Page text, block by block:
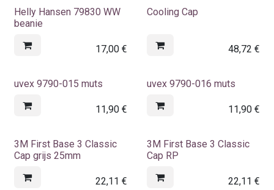
Helly Hansen 79830 WW
beanie
17,00€
Cooling Cap
48,72 €
uvex 9790-015 muts
11,90€
uvex 9790-016 muts
11,90€
3M First Base 3 Classic
Cap grijs 25mm
22,11 €
3M First Base 3 Classic
Cap RP
22,11 €